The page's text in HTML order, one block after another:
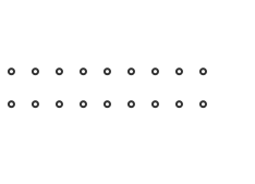
。。。。。。。。
。。。。。。。。